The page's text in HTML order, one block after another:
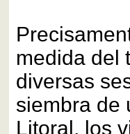
medida del
diversas
siembra de
Litoral, los